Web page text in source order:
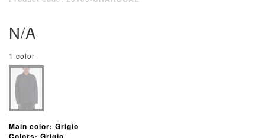
N/A
1 color
Main color: Grigio